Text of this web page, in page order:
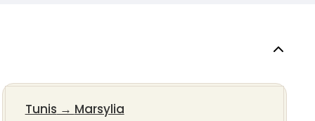
Tunis → Marsylia